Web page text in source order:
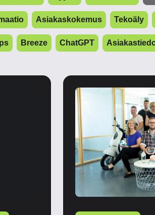
Asiakaskokemus Tekoäly
Breeze ChatGPT